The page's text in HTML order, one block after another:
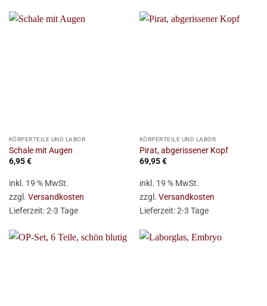
KÖRPERTEILE UND LABOR
Schale mit Augen
6,95€
inkl. 19 % MwSt.
zzgl. Versandkosten
Lieferzeit:2-3 Tage
KÖRPERTEILE UND LABOR
Pirat, abgerissener Kopf
69,95€
inkl. 19 % MwSt.
zzgl. Versandkosten
Lieferzeit:2-3 Tage